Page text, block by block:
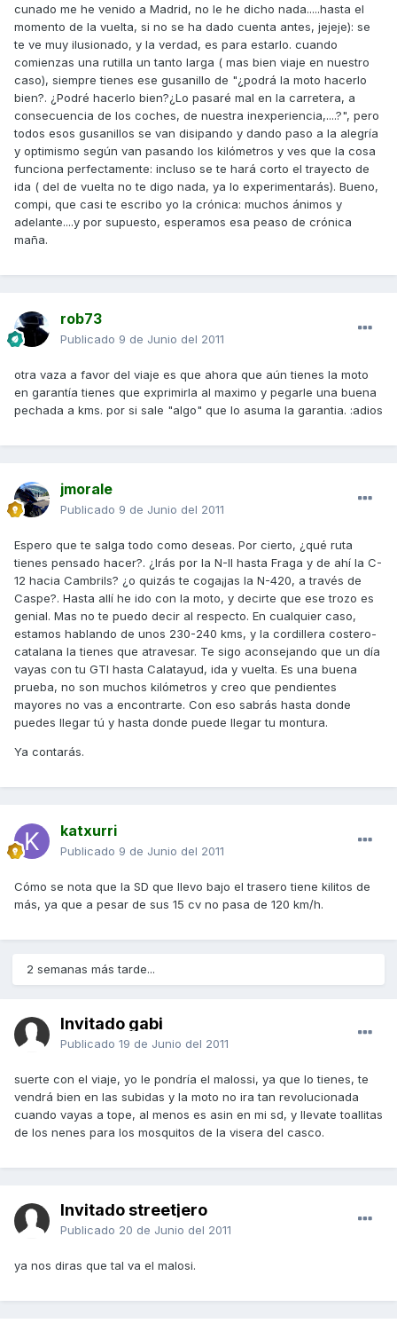
cunado me he venido a Madrid, no le he dicho nada.....hasta el
momento de la vuelta, si no se ha dado cuenta antes, jejeje): se
te ve muy ilusionado, y la verdad, es para estarlo. cuando
comienzas una rutilla un tanto larga ( mas bien viaje en nuestro
caso), siempre tienes ese gusanillo de "¿podrá la moto hacerlo
bien?. ¿Podré hacerlo bien?¿Lo pasaré mal en la carretera, a
consecuencia de los coches, de nuestra inexperiencia,....?", pero
todos esos gusanillos se van disipando y dando paso a la alegría
y optimismo según van pasando los kilómetros y ves que la cosa
funciona perfectamente: incluso se te hará corto el trayecto de
ida ( del de vuelta no te digo nada, ya lo experimentarás). Bueno,
compi, que casi te escribo yo la crónica: muchos ánimos y
adelante....y por supuesto, esperamos esa peaso de crónica
maña.
rob73
Publicado 9 de Junio del 2011
otra vaza a favor del viaje es que ahora que aún tienes la moto
en garantía tienes que exprimirla al maximo y pegarle una buena
pechada a kms. por si sale "algo" que lo asuma la garantia. :adios
jmorale
Publicado 9 de Junio del 2011
Espero que te salga todo como deseas. Por cierto, ¿qué ruta
tienes pensado hacer?. ¿Irás por la N-II hasta Fraga y de ahí la C-
12 hacia Cambrils? ¿o quizás te coga¡jas la N-420, a través de
Caspe?. Hasta allí he ido con la moto, y decirte que ese trozo es
genial. Mas no te puedo decir al respecto. En cualquier caso,
estamos hablando de unos 230-240 kms, y la cordillera costero-
catalana la tienes que atravesar. Te sigo aconsejando que un día
vayas con tu GTI hasta Calatayud, ida y vuelta. Es una buena
prueba, no son muchos kilómetros y creo que pendientes
mayores no vas a encontrarte. Con eso sabrás hasta donde
puedes llegar tú y hasta donde puede llegar tu montura.
Ya contarás.
katxurri
Publicado 9 de Junio del 2011
Cómo se nota que la SD que llevo bajo el trasero tiene kilitos de
más, ya que a pesar de sus 15 cv no pasa de 120 km/h.
2 semanas más tarde...
Invitado gabi
Publicado 19 de Junio del 2011
suerte con el viaje, yo le pondría el malossi, ya que lo tienes, te
vendrá bien en las subidas y la moto no ira tan revolucionada
cuando vayas a tope, al menos es asin en mi sd, y llevate toallitas
de los nenes para los mosquitos de la visera del casco.
Invitado streetjero
Publicado 20 de Junio del 2011
ya nos diras que tal va el malosi.